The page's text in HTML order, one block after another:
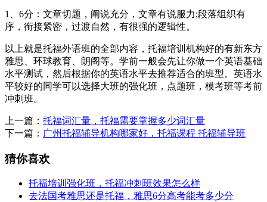
1、6分：文章切题，阐说充分，文章有说服力;段落组织有
序，衔接紧密，过渡自然，有很强的逻辑性。
以上就是托福外语班的全部内容，托福培训机构好的有新东方
雅思、环球教育、朗阁等。学前一般会先让你做一个英语基础
水平测试，然后根据你的英语水平去推荐适合的班型。英语水
平较好的同学可以选择大班的强化班，点题班，模考班等考前
冲刺班。
上一篇： 托福词汇量，托福需要掌握多少词汇量
下一篇： 广州托福辅导机构哪家好，托福课程 托福辅导班
猜你喜欢
托福培训强化班，托福冲刺班效果怎么样
去法国考雅思还是托福，雅思6分高考能考多少分